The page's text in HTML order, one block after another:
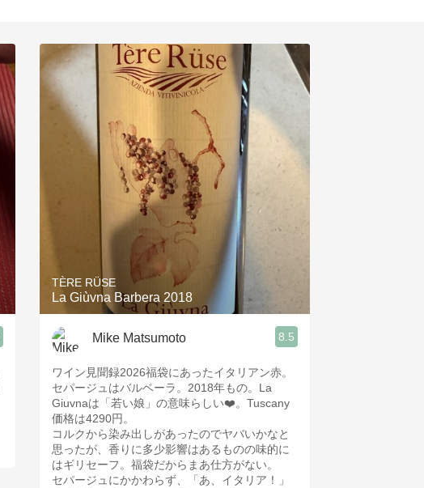
With Goat Cheese
Unicorn
Sour Beer
Islay
Mezcal
TÈRE RÜSE
La Giùvna Barbera 2018
Mike Matsumoto 8.5
ワイン見聞録2026福袋にあったイタリアン赤。
セパージュはバルベーラ。2018年もの。La
Giuvnaは「若い娘」の意味らしい❤️。Tuscany
価格は4290円。
コルクから染み出しがあったのでヤバいかなと
思ったが、香りに多少影響はあるものの味的に
はギリセーフ。福袋だからまあ仕方がない。
セパージュにかかわらず、「あ、イタリア！」